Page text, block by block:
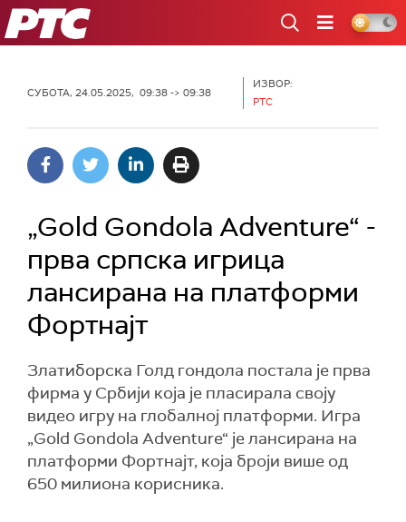
РТС
СУБОТА, 24.05.2025, 09:38 -> 09:38
ИЗВОР:
PTC
„Gold Gondola Adventure“ -
прва српска игрица
лансирана на платформи
Фортнајт
Златиборска Голд гондола постала је прва
фирма у Србији која је пласирала своју
видео игру на глобалној платформи. Игра
„Gold Gondola Adventure“ је лансирана на
платформи Фортнајт, која броји више од
650 милиона корисника.